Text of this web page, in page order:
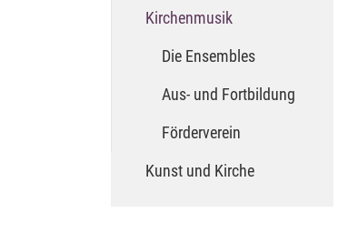
Kirchenmusik(current)
Die Ensembles
Aus- und Fortbildung
Förderverein
Kunst und Kirche